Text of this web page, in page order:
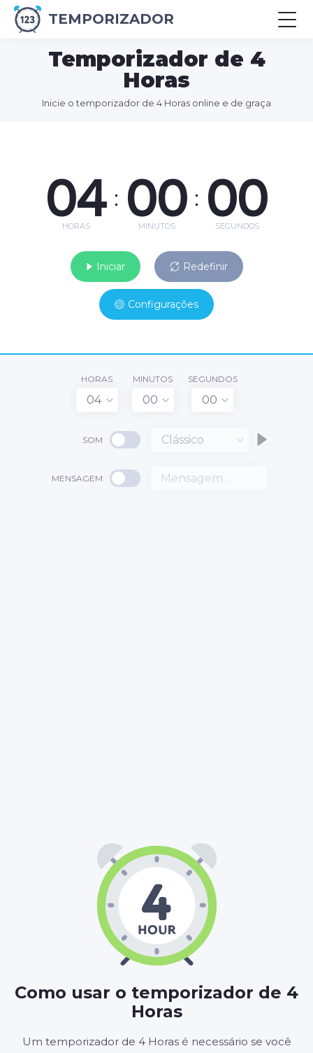
TEMPORIZADOR
Temporizador de 4
Horas
Inicie o temporizador de 4 Horas online e de graça
04
HORAS
: 00
MINUTOS
: 00
SEGUNDOS
Iniciar Redefinir
Configurações
HORAS
04
MINUTOS
00
SEGUNDOS
00
SOM Clássico
MENSAGEM
Como usar o temporizador de 4
Horas
Um temporizador de 4 Horas é necessário se você
04 00
MINUTOS 00